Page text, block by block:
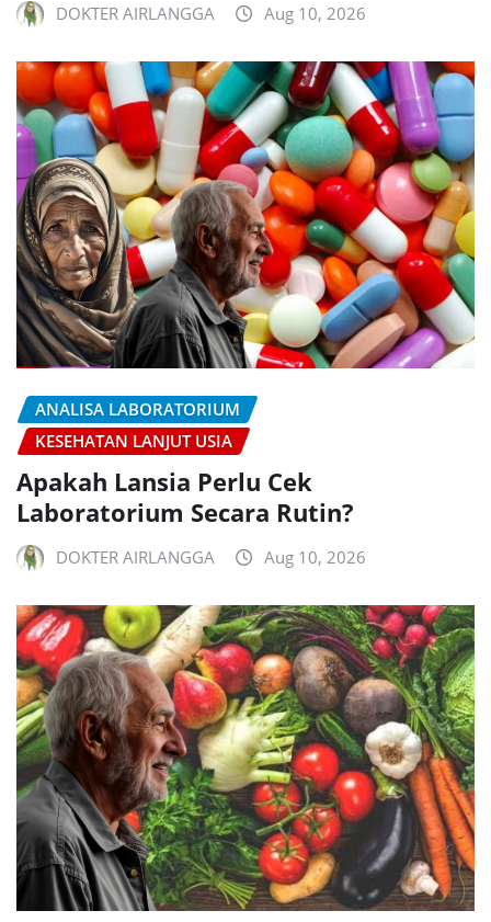
DOKTER AIRLANGGA Aug 10, 2026
ANALISA LABORATORIUM
KESEHATAN LANJUT USIA
Apakah Lansia Perlu Cek
Laboratorium Secara Rutin?
DOKTER AIRLANGGA Aug 10, 2026